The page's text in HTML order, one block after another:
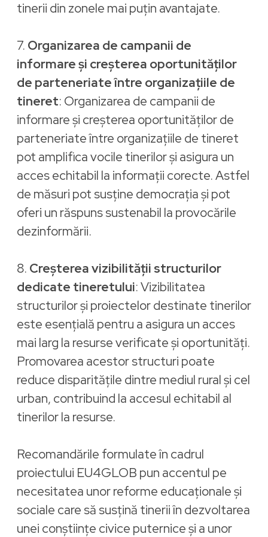
tinerii din zonele mai puțin avantajate.
7. Organizarea de campanii de
informare și creșterea oportunităților
de parteneriate între organizațiile de
tineret: Organizarea de campanii de
informare și creșterea oportunităților de
parteneriate între organizațiile de tineret
pot amplifica vocile tinerilor și asigura un
acces echitabil la informații corecte. Astfel
de măsuri pot susține democrația și pot
oferi un răspuns sustenabil la provocările
dezinformării.
8. Creșterea vizibilității structurilor
dedicate tineretului: Vizibilitatea
structurilor și proiectelor destinate tinerilor
este esențială pentru a asigura un acces
mai larg la resurse verificate și oportunități.
Promovarea acestor structuri poate
reduce disparitățile dintre mediul rural și cel
urban, contribuind la accesul echitabil al
tinerilor la resurse.
Recomandările formulate în cadrul
proiectului EU4GLOB pun accentul pe
necesitatea unor reforme educaționale și
sociale care să susțină tinerii în dezvoltarea
unei conștiințe civice puternice și a unor